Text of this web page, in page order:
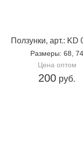
Ползунки, арт.: KD
Размеры: 68, 74
Цена оптом
200 руб.